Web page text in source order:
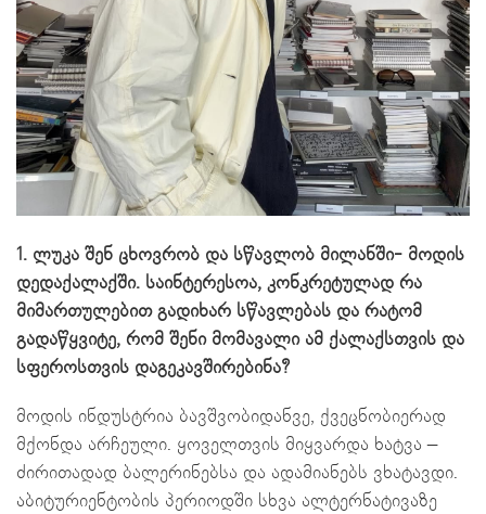
1. ლუკა შენ ცხოვრობ და სწავლობ მილანში- მოდის
დედაქალაქში. საინტერესოა, კონკრეტულად რა
მიმართულებით გადიხარ სწავლებას და რატომ
გადაწყვიტე, რომ შენი მომავალი ამ ქალაქსთვის და
სფეროსთვის დაგეკავშირებინა?
მოდის ინდუსტრია ბავშვობიდანვე, ქვეცნობიერად
მქონდა არჩეული. ყოველთვის მიყვარდა ხატვა –
ძირითადად ბალერინებსა და ადამიანებს ვხატავდი.
აბიტურიენტობის პერიოდში სხვა ალტერნატივაზე